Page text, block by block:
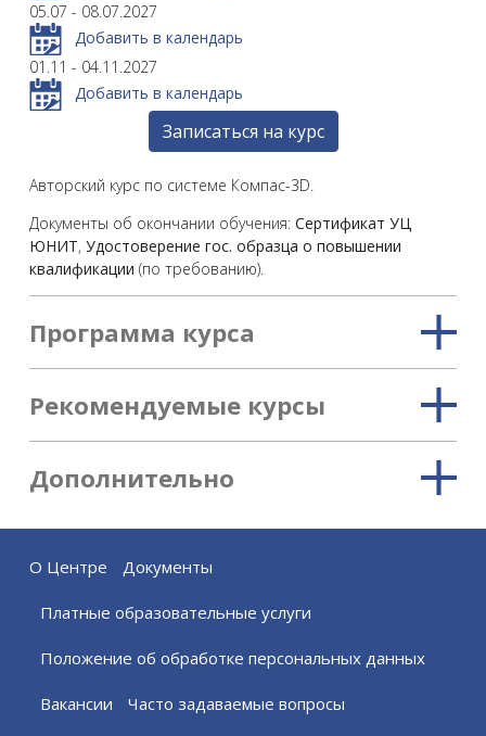
Авторский курс по системе Компас-3D.
Документы об окончании обучения: Сертификат УЦ
ЮНИТ, Удостоверение гос. образца о повышении
квалификации (по требованию).
Программа курса
Рекомендуемые курсы
Дополнительно
05.07 - 08.07.2027
Добавить в календарь
01.11 - 04.11.2027
Добавить в календарь
Записаться на курс
О Центре Документы
Платные образовательные услуги
Положение об обработке персональных данных
Вакансии Часто задаваемые вопросы